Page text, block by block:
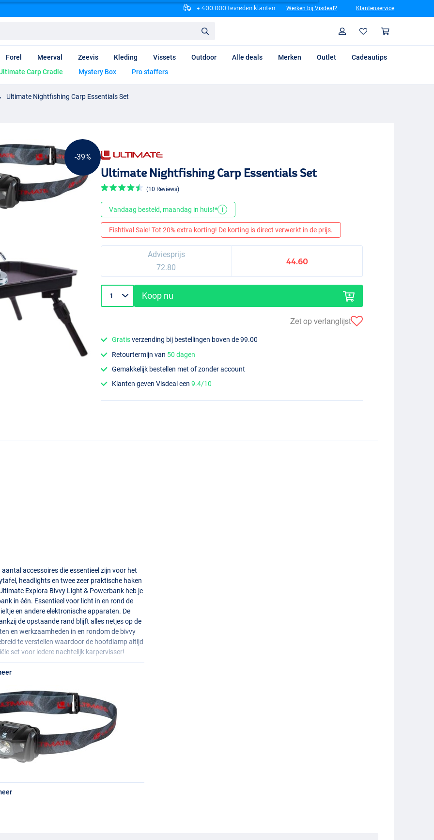
+ 400.000 tevreden klanten Werken bij Visdeal? Klantenservice
Profiel
Forel Meerval Zeevis Kleding Vissets Outdoor Alle deals Merken Outlet
Cadeautips
Carp Cradle Mystery Box Pro staffers
Ultimate Nightfishing Carp Essentials Set
-39%
Ultimate Nightfishing Carp Essentials Set
(10 Reviews)
Vandaag besteld, maandag in huis!* i
Fishtival Sale! Tot 20% extra korting! De korting is direct verwerkt in de prijs.
Adviesprijs
72.80
44.60
Koop nu
Zet op verlanglijst
Gratisverzending bij bestellingen boven de 99.00
Retourtermijn van 50 dagen
Gemakkelijk bestellen met of zonder account
Klanten geven Visdeal een9.4/10
accessoires die essentieel zijn voor het
headlights en twee zeer praktische haken
Explora Bivvy Light & Powerbank heb je
in één. Essentieel voor licht in en rond de
en andere elektronische apparaten. De
de opstaande rand blijft alles netjes op de
en werkzaamheden in en rondom de bivvy
te verstellen waardoor de hoofdlamp altijd
set voor iedere nachtelijk karpervisser!